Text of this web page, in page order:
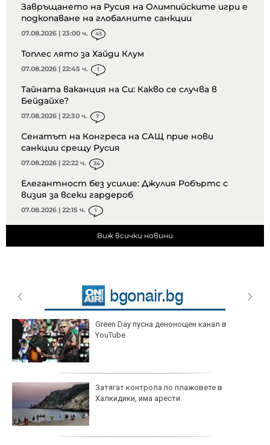
Завръщането на Русия на Олимпийските игри е
подкопаване на глобалните санкции
07.08.2026 | 23:00 ч. 43
Топлес лято за Хайди Клум
07.08.2026 | 22:45 ч. 1
Тайната ваканция на Си: Какво се случва в
Бейдайхе?
07.08.2026 | 22:30 ч. 7
Сенатът на Конгреса на САЩ прие нови
санкции срещу Русия
07.08.2026 | 22:22 ч. 34
Елегантност без усилие: Джулия Робъртс с
визия за всеки гардероб
07.08.2026 | 22:15 ч. 1
Виж всички новини
Green Day пусна денонощен канал в
YouTube
Затягат контрола по плажовете в
Халкидики, има арести